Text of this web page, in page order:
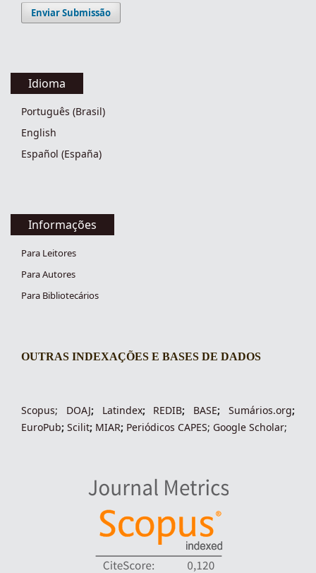
Enviar Submissão
Idioma
Português (Brasil)
English
Español (España)
Informações
Para Leitores
Para Autores
Para Bibliotecários
indexacoes-fronteiras
OUTRAS INDEXAÇÕES E BASES DE DADOS
Scopus; DOAJ; Latindex; REDIB; BASE;Sumários.org;
EuroPub; Scilit; MIAR; Periódicos CAPES; Google Scholar;
indexadores-fronteiras